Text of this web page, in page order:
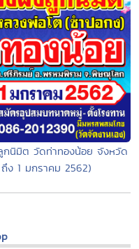
นิมิต วัดท่าทองน้อย จังหวัด
ง 1 มกราคม 2562)